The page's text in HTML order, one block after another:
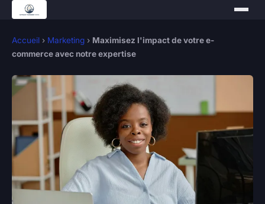
Accueil › Marketing › Maximisez l'impact de votre e-
commerce avec notre expertise